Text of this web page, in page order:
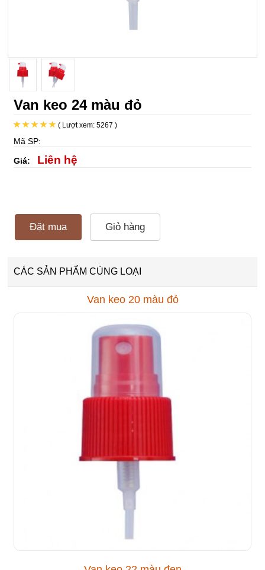
Van keo 24 màu đỏ
( Lượt xem: 5267 )
Mã SP:
Giá: Liên hệ
Đặt mua Giỏ hàng
CÁC SẢN PHẨM CÙNG LOẠI
Van keo 20 màu đỏ